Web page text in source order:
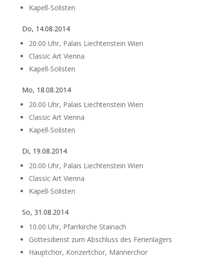
Kapell-Solisten
Do, 14.08.2014
20.00 Uhr, Palais Liechtenstein Wien
Classic Art Vienna
Kapell-Solisten
Mo, 18.08.2014
20.00 Uhr, Palais Liechtenstein Wien
Classic Art Vienna
Kapell-Solisten
Di, 19.08.2014
20.00 Uhr, Palais Liechtenstein Wien
Classic Art Vienna
Kapell-Solisten
So, 31.08.2014
10.00 Uhr, Pfarrkirche Stainach
Gottesdienst zum Abschluss des Ferienlagers
Hauptchor, Konzertchor, Männerchor